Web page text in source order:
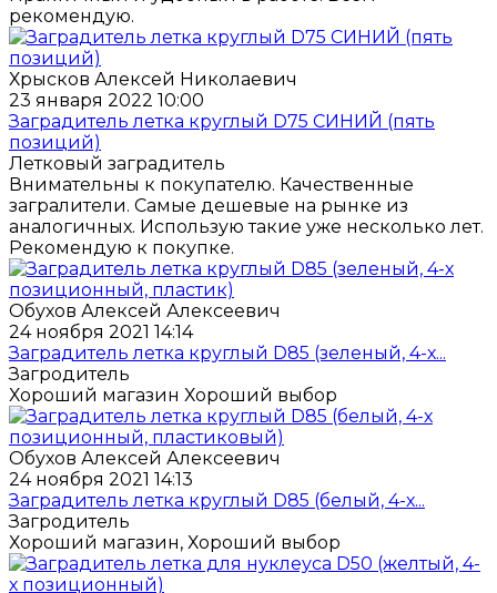
рекомендую.
Хрысков Алексей Николаевич
23 января 2022 10:00
Заградитель летка круглый D75 СИНИЙ (пять
позиций)
Летковый заградитель
Внимательны к покупателю. Качественные
загралители. Самые дешевые на рынке из
аналогичных. Использую такие уже несколько лет.
Рекомендую к покупке.
Обухов Алексей Алексеевич
24 ноября 2021 14:14
Заградитель летка круглый D85 (зеленый, 4-х...
Загродитель
Хороший магазин Хороший выбор
Обухов Алексей Алексеевич
24 ноября 2021 14:13
Заградитель летка круглый D85 (белый, 4-х...
Загродитель
Хороший магазин, Хороший выбор